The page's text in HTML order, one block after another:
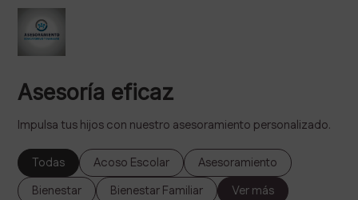
Asesoría eficaz
Impulsa tus hijos con nuestro asesoramiento personalizado.
Todas Acoso Escolar
Asesoramiento
Bienestar
Bienestar Familiar Ver más